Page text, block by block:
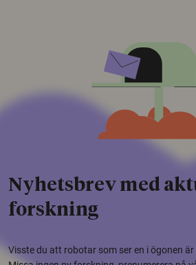
Nyhetsbrev med
forskning
Visste du att robotar som ser en i ögonen